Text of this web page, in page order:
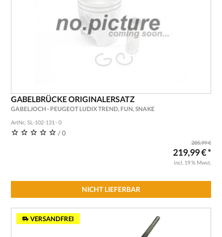
GABELBRÜCKE ORIGINALERSATZ
GABELJOCH - PEUGEOT LUDIX TREND, FUN, SNAKE
ArtNr.: SL-102-131 - 0
/ 0
285,99 €
219,99 € *
incl. 19 % Mwst.
NICHT LIEFERBAR
VERSANDFREI